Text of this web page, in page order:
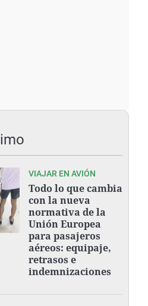
VIAJAR EN AVIÓN
Todo lo que cambia
con la nueva
normativa de la
Unión Europea
para pasajeros
aéreos: equipaje,
retrasos e
indemnizaciones